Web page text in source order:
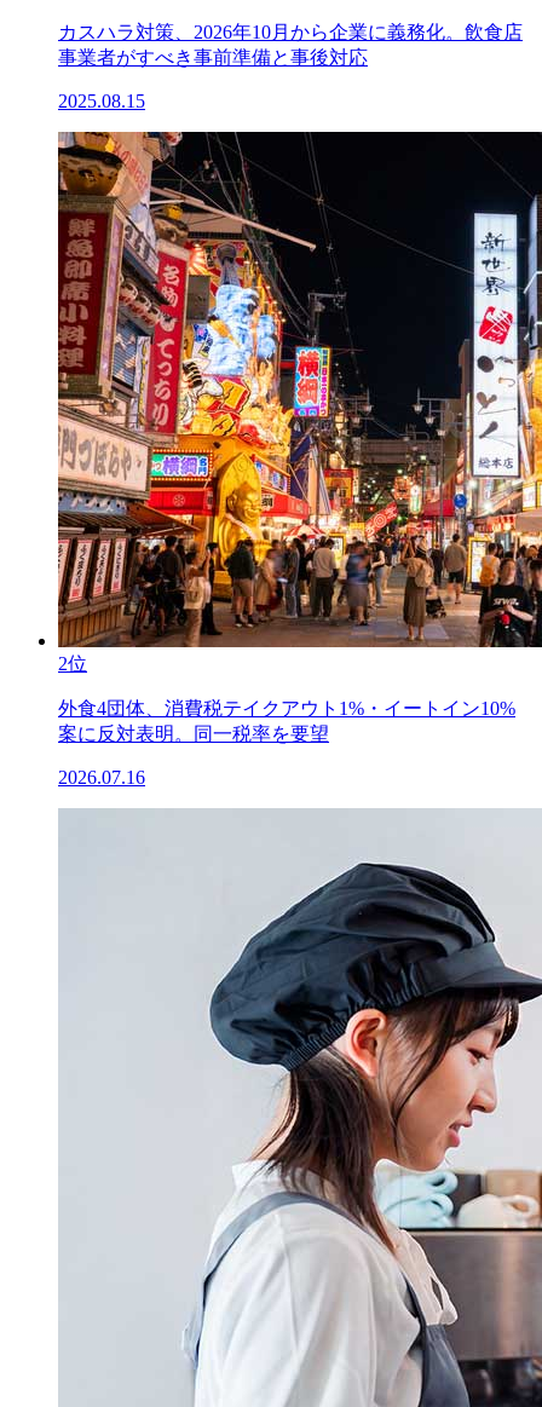
カスハラ対策、2026年10月から企業に義務化。飲食店
事業者がすべき事前準備と事後対応
2025.08.15
2位
外食4団体、消費税テイクアウト1%・イートイン10%
案に反対表明。同一税率を要望
2026.07.16